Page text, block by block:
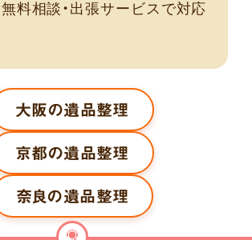
料相談・出張サービスで対応
大阪の遺品整理
京都の遺品整理
奈良の遺品整理